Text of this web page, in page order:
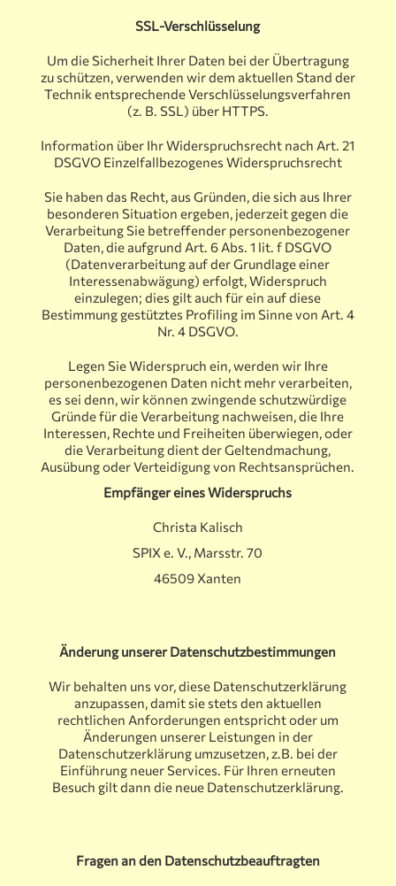
SSL-Verschlüsselung
Um die Sicherheit Ihrer Daten bei der Übertragung
zu schützen, verwenden wir dem aktuellen Stand der
Technik entsprechende Verschlüsselungsverfahren
(z. B. SSL) über HTTPS.
Information über Ihr Widerspruchsrecht nach Art. 21
DSGVO Einzelfallbezogenes Widerspruchsrecht
Sie haben das Recht, aus Gründen, die sich aus Ihrer
besonderen Situation ergeben, jederzeit gegen die
Verarbeitung Sie betreffender personenbezogener
Daten, die aufgrund Art. 6 Abs. 1 lit. f DSGVO
(Datenverarbeitung auf der Grundlage einer
Interessenabwägung) erfolgt, Widerspruch
einzulegen; dies gilt auch für ein auf diese
Bestimmung gestütztes Profiling im Sinne von Art. 4
Nr. 4 DSGVO.
Legen Sie Widerspruch ein, werden wir Ihre
personenbezogenen Daten nicht mehr verarbeiten,
es sei denn, wir können zwingende schutzwürdige
Gründe für die Verarbeitung nachweisen, die Ihre
Interessen, Rechte und Freiheiten überwiegen, oder
die Verarbeitung dient der Geltendmachung,
Ausübung oder Verteidigung von Rechtsansprüchen.
Empfänger eines Widerspruchs
Christa Kalisch
SPIX e. V., Marsstr. 70
46509 Xanten
Änderung unserer Datenschutzbestimmungen
Wir behalten uns vor, diese Datenschutzerklärung
anzupassen, damit sie stets den aktuellen
rechtlichen Anforderungen entspricht oder um
Änderungen unserer Leistungen in der
Datenschutzerklärung umzusetzen, z.B. bei der
Einführung neuer Services. Für Ihren erneuten
Besuch gilt dann die neue Datenschutzerklärung.
Fragen an den Datenschutzbeauftragten